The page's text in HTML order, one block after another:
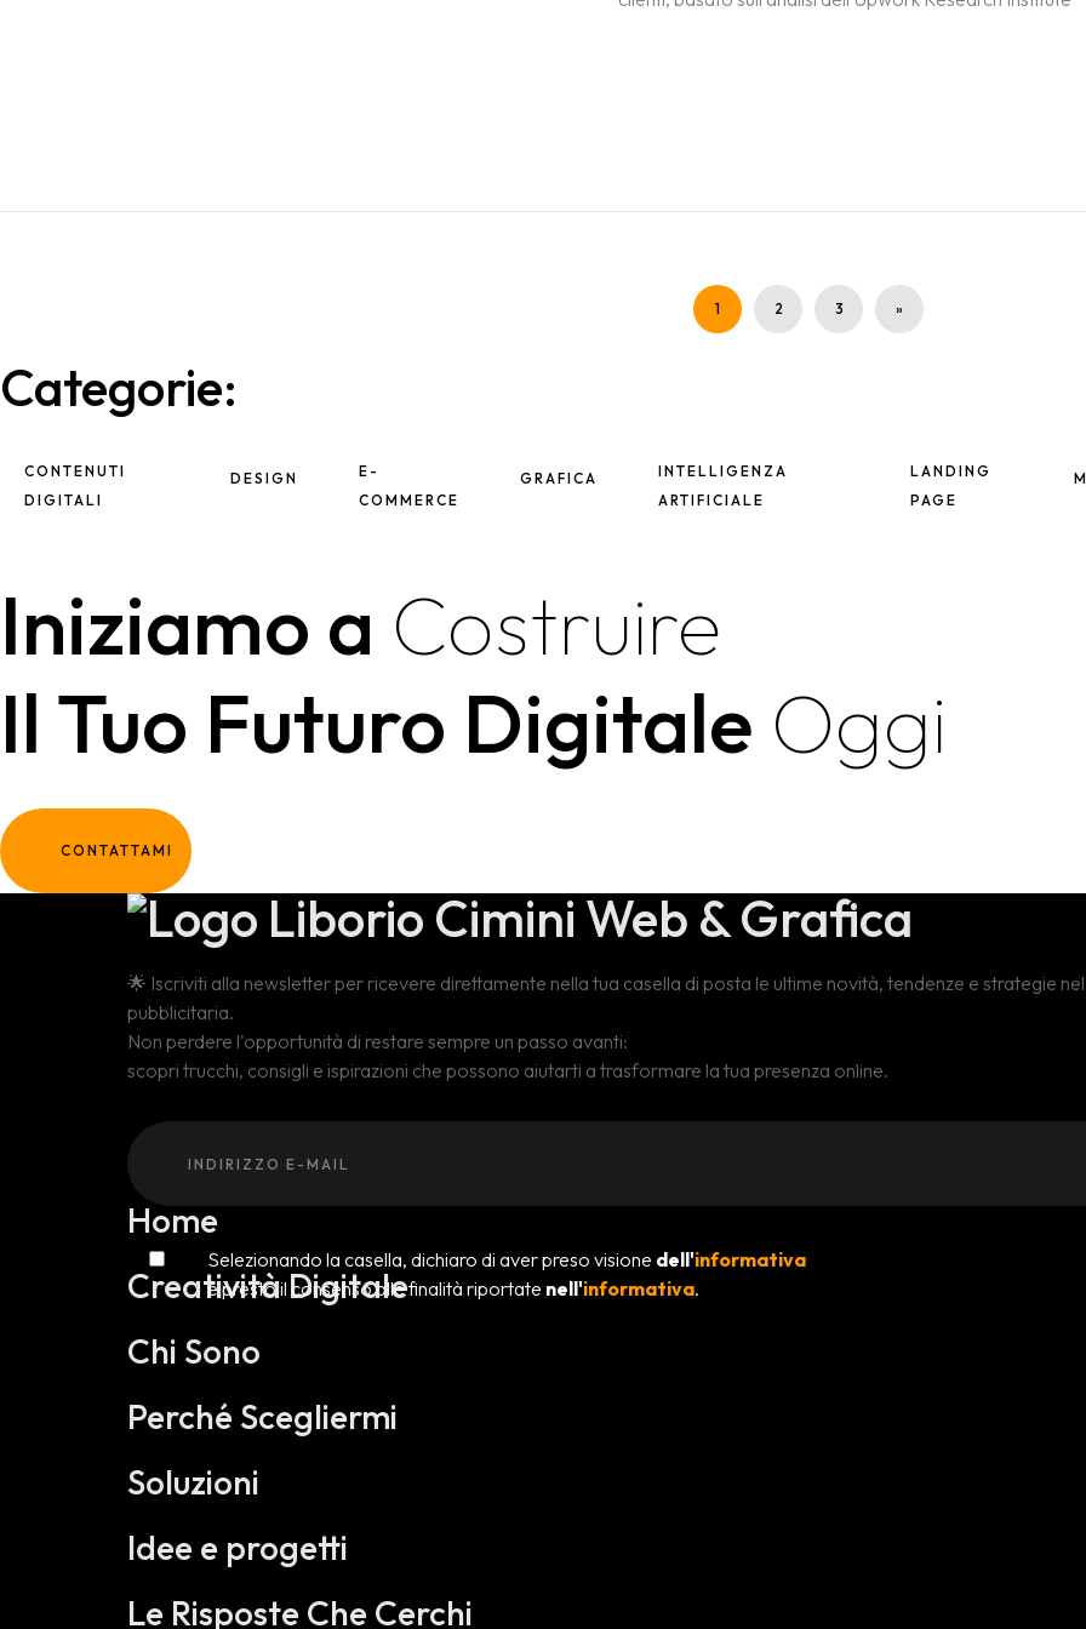
1 2 3 »
Categorie:
CONTENUTI
DIGITALI
DESIGN
E-
COMMERCE
GRAFICA
INTELLIGENZA
ARTIFICIALE
LANDING
PAGE
Iniziamo a Costruire
Il Tuo Futuro Digitale Oggi
CONTATTAMI
🌟 Iscriviti alla newsletter per ricevere direttamente nella tua casella di posta le ultime novità, tendenze e strategie
pubblicitaria.
Non perdere l'opportunità di restare sempre un passo avanti:
scopri trucchi, consigli e ispirazioni che possono aiutarti a trasformare la tua presenza online.
Selezionando la casella, dichiaro di aver preso visione dell'informativa
e presto il consenso alle finalità riportate nell'informativa.
Home
Creatività Digitale
Chi Sono
Perché Scegliermi
Soluzioni
Idee e progetti
Le Risposte Che Cerchi